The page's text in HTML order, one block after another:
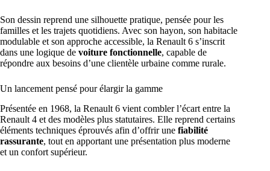
Son dessin reprend une silhouette pratique, pensée pour les
familles et les trajets quotidiens. Avec son hayon, son habitacle
modulable et son approche accessible, la Renault 6 s’inscrit
dans une logique de voiture fonctionnelle, capable de
répondre aux besoins d’une clientèle urbaine comme rurale.
Un lancement pensé pour élargir la gamme
Présentée en 1968, la Renault 6 vient combler l’écart entre la
Renault 4 et des modèles plus statutaires. Elle reprend certains
éléments techniques éprouvés afin d’offrir une fiabilité
rassurante, tout en apportant une présentation plus moderne
et un confort supérieur.